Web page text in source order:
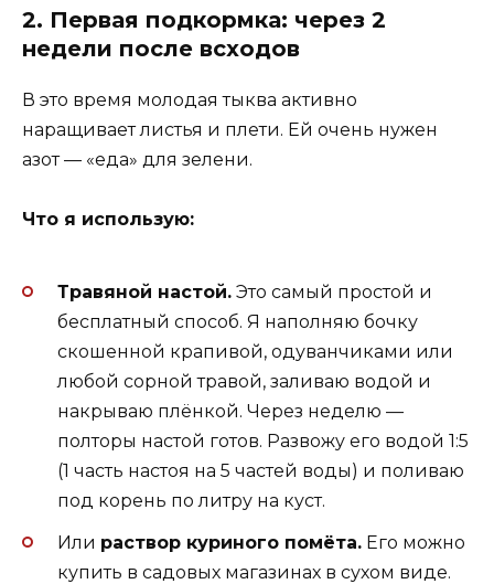
2. Первая подкормка: через 2
недели после всходов
В это время молодая тыква активно
наращивает листья и плети. Ей очень нужен
азот — «еда» для зелени.
Что я использую:
Травяной настой. Это самый простой и
бесплатный способ. Я наполняю бочку
скошенной крапивой, одуванчиками или
любой сорной травой, заливаю водой и
накрываю плёнкой. Через неделю —
полторы настой готов. Развожу его водой 1:5
(1 часть настоя на 5 частей воды) и поливаю
под корень по литру на куст.
Или раствор куриного помёта. Его можно
купить в садовых магазинах в сухом виде.